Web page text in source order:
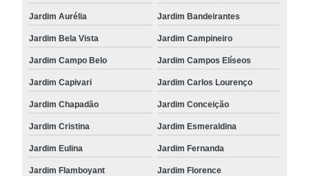
Jardim Aurélia Jardim Bandeirantes
Jardim Bela Vista Jardim Campineiro
Jardim Campo Belo Jardim Campos Elíseos
Jardim Capivari Jardim Carlos Lourenço
Jardim Chapadão Jardim Conceição
Jardim Cristina Jardim Esmeraldina
Jardim Eulina Jardim Fernanda
Jardim Flamboyant Jardim Florence